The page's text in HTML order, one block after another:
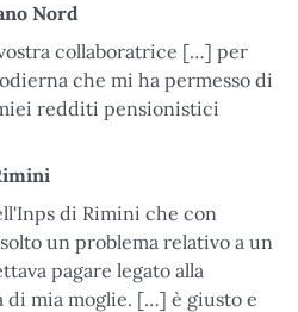
Nord
collaboratrice […] per
che mi ha permesso di
redditi pensionistici
di Rimini che con
un problema relativo a un
pagare legato alla
mia moglie. […] è giusto e